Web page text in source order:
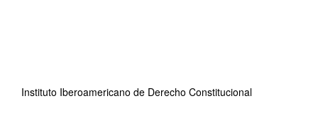
Instituto Iberoamericano de Derecho Constitucional